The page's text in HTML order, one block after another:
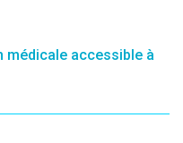
médicale accessible à